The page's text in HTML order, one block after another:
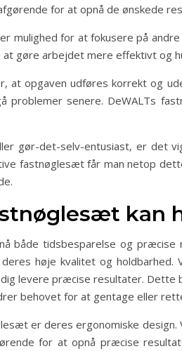
for at opnå de ønskede
mulighed for at fokusere på
gøre arbejdet mere effektivt og
at opgaven udføres korrekt og
senere. DeWALTs
gør-det-selv-entusiast, er det
fastnøglesæt får man netop
både tidsbesparelse og
høje kvalitet og
levere præcise resultater.
behovet for at gentage eller
er deres ergonomiske
for at opnå præcise